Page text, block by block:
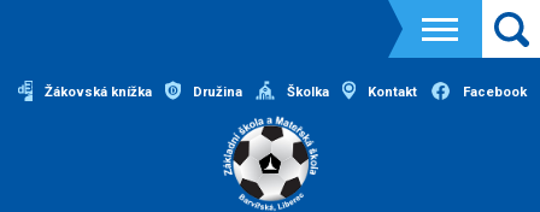
Žákovská knížka Družina Školka Kontakt Facebook